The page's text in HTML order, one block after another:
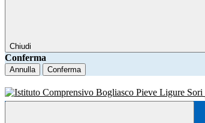
Chiudi
Conferma
Annulla Conferma